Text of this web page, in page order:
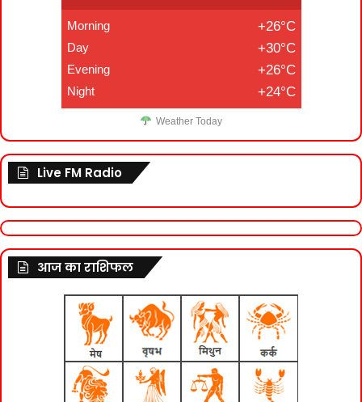
Morning +26°C
Day +30°C
Evening +26°C
Night +24°C
Weather Today
Live FM Radio
आज का राशिफल